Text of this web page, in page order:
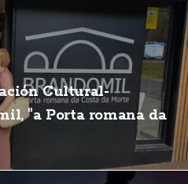
Cultural-
"a Porta romana da